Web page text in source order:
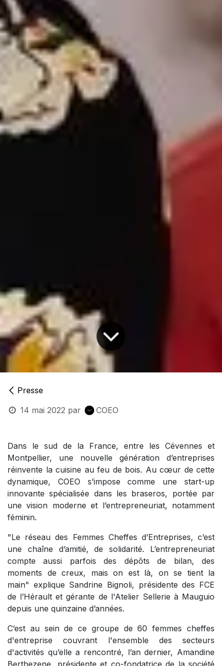
Presse
14 mai 2022 par COEO
Dans le sud de la France, entre les Cévennes et
Montpellier, une nouvelle génération d’entreprises
réinvente la cuisine au feu de bois. Au cœur de cette
dynamique, COEO s’impose comme une start-up
innovante spécialisée dans les braseros, portée par
une vision moderne et l’entrepreneuriat, notamment
féminin.
"Le réseau des Femmes Cheffes d’Entreprises, c’est
une chaîne d’amitié, de solidarité. L’entrepreneuriat
compte aussi parfois des dépôts de bilan, des
moments de creux, mais on est là, on se tient la
main" explique Sandrine Bignoli, présidente des FCE
de l’Hérault et gérante de l'Atelier Sellerie à Mauguio
depuis une quinzaine d’années.
C’est au sein de ce groupe de 60 femmes cheffes
d'entreprise couvrant l'ensemble des secteurs
d'activités qu’elle a rencontré, l’an dernier, Amandine